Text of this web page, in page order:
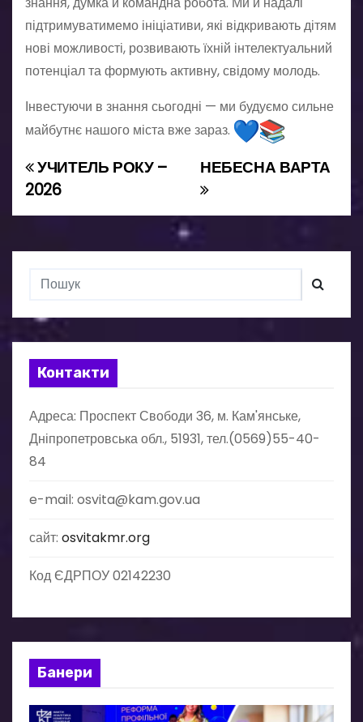
підтримуватимемо ініціативи, які відкривають дітям
нові можливості, розвивають їхній інтелектуальний
потенціал та формують активну, свідому молодь.
Інвестуючи в знання сьогодні — ми будуємо сильне
майбутнє нашого міста вже зараз.
Н
а
г
а
ц
і
я
а
п
и
с
і
в
НЕБЕСНА ВАРТА
УЧИТЕЛЬ РОКУ –
2026
Контакти
Адреса: Проспект Свободи 36, м. Кам'янське,
Дніпропетровська обл., 51931, тел.(0569)55-40-
84
e-mail: osvita@kam.gov.ua
сайт: osvitakmr.org
Код ЄДРПОУ 02142230
Банери